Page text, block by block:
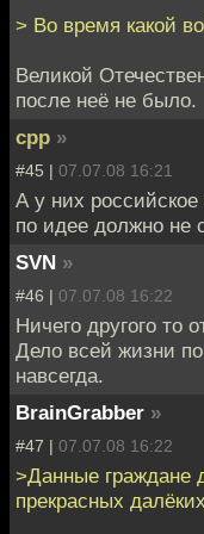
> Во время какой
Великой
после неё не было.
cpp »
#45 | 07.07.08 16:21
А у них
по идее должно не
SVN »
#46 | 07.07.08 16:22
Ничего другого то
Дело всей жизни
навсегда.
BrainGrabber »
#47 | 07.07.08 16:22
>Данные граждане
прекрасных